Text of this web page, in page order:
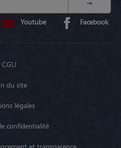
Youtube Facebook
CGU
du site
légales
confidentialité
et transparence